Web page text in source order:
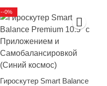
Гироскутер Smart Balance
--0%